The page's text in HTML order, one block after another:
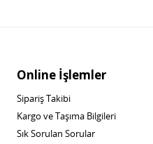
Online İşlemler
Sipariş Takibi
Kargo ve Taşıma Bilgileri
Sık Sorulan Sorular